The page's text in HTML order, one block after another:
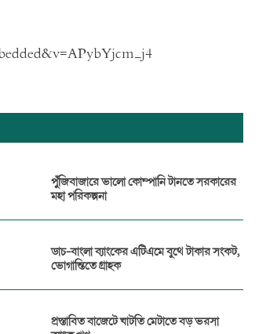
পুঁজিবাজারে ভালো কোম্পানি টানতে সরকারের
মহা পরিকল্পনা
ডাচ-বাংলা ব্যাংকের এটিএমে বুথে টাকার সংকট,
ভোগান্তিতে গ্রাহক
প্রস্তাবিত বাজেটে ঘাটতি মেটাতে বড় ভরসা